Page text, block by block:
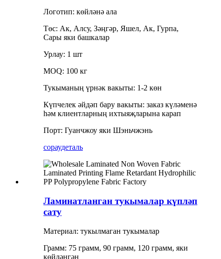
Логотип: көйләнә ала
Төс: Ак, Алсу, Зәңгәр, Яшел, Ак, Гурпа,
Сары яки башкалар
Урлау: 1 шт
MOQ: 100 кг
Тукыманың үрнәк вакыты: 1-2 көн
Күпчелек әйдәп бару вакыты: заказ күләменә
һәм клиентларның ихтыяҗларына карап
Порт: Гуанчжоу яки Шэньчжэнь
сораудеталь
Ламинатланган тукымалар күпләп
сату
Материал: тукылмаган тукымалар
Грамм: 75 грамм, 90 грамм, 120 грамм, яки
көйләнгән